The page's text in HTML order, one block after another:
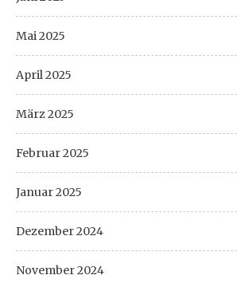
Mai 2025
April 2025
März 2025
Februar 2025
Januar 2025
Dezember 2024
November 2024